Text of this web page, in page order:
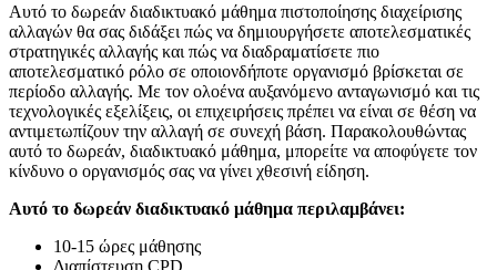
Αυτό το δωρεάν διαδικτυακό μάθημα πιστοποίησης διαχείρισης
αλλαγών θα σας διδάξει πώς να δημιουργήσετε αποτελεσματικές
στρατηγικές αλλαγής και πώς να διαδραματίσετε πιο
αποτελεσματικό ρόλο σε οποιονδήποτε οργανισμό βρίσκεται σε
περίοδο αλλαγής. Με τον ολοένα αυξανόμενο ανταγωνισμό και τις
τεχνολογικές εξελίξεις, οι επιχειρήσεις πρέπει να είναι σε θέση να
αντιμετωπίζουν την αλλαγή σε συνεχή βάση. Παρακολουθώντας
αυτό το δωρεάν, διαδικτυακό μάθημα, μπορείτε να αποφύγετε τον
κίνδυνο ο οργανισμός σας να γίνει χθεσινή είδηση.
Αυτό το δωρεάν διαδικτυακό μάθημα περιλαμβάνει:
10-15 ώρες μάθησης
Διαπίστευση CPD